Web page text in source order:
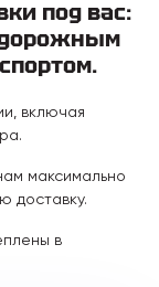
под вас:
включая
максимально
доставку.
в